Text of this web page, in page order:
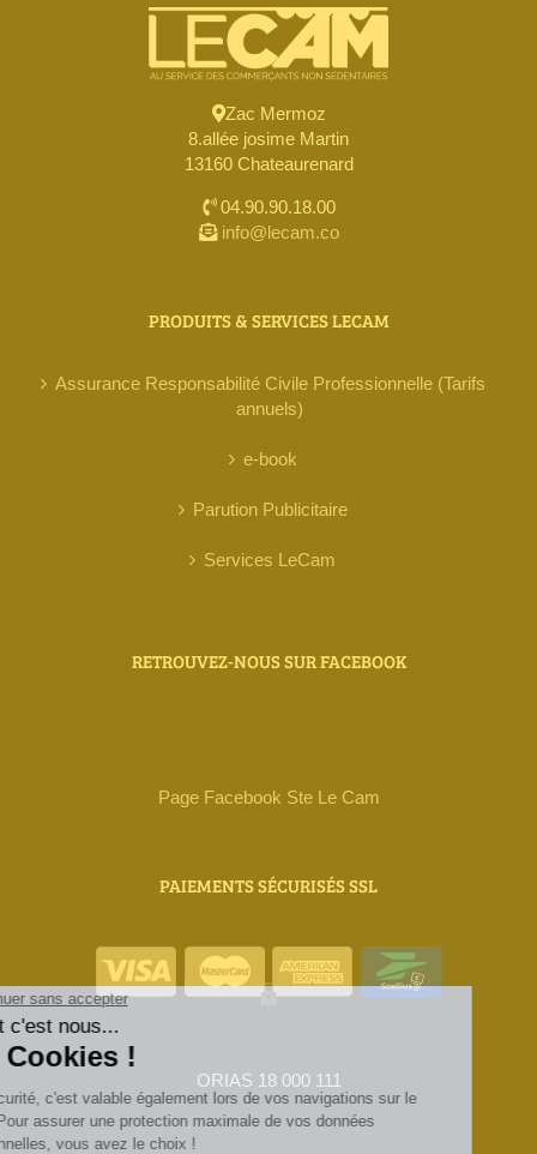
Zac Mermoz
8.allée josime Martin
13160 Chateaurenard
04.90.90.18.00
info@lecam.co
PRODUITS & SERVICES LECAM
Assurance Responsabilité Civile Professionnelle (Tarifs
annuels)
e-book
Parution Publicitaire
Services LeCam
RETROUVEZ-NOUS SUR FACEBOOK
Page Facebook Ste Le Cam
PAIEMENTS SÉCURISÉS SSL
ORIAS 18 000 111